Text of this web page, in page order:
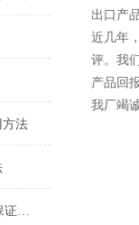
方法
贵阳供应LJ-175型 雷氏夹备保证能通过检测
出口产
近几年
评。我
产品回
我厂竭